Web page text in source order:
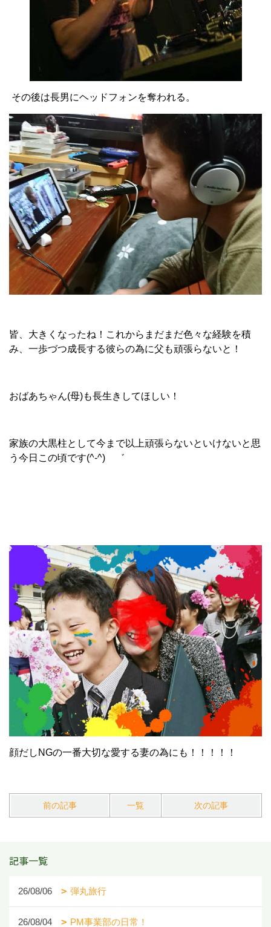
その後は長男にヘッドフォンを奪われる。
皆、大きくなったね！これからまだまだ色々な経験を積
み、一歩づつ成長する彼らの為に父も頑張らないと！
おばあちゃん(母)も長生きしてほしい！
家族の大黒柱として今まで以上頑張らないといけないと思
う今日この頃です(^-^)ゝ゛
顔だしNGの一番大切な愛する妻の為にも！！！！！
前の記事 一覧 次の記事
記事一覧
26/08/06 弾丸旅行
26/08/04 PM事業部の日常！